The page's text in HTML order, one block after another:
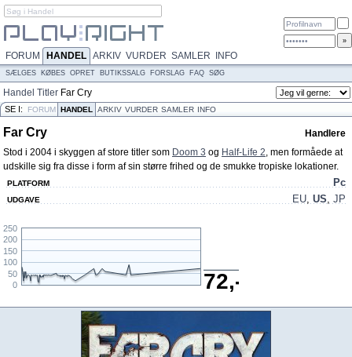
FORUM HANDEL ARKIV VURDER SAMLER INFO
SÆLGES KØBES OPRET BUTIKSSALG FORSLAG FAQ SØG
Handel Titler Far Cry
SE I: FORUM HANDEL ARKIV VURDER SAMLER INFO
Far Cry
Handlere
Stod i 2004 i skyggen af store titler som Doom 3 og Half-Life 2, men formåede at
udskille sig fra disse i form af sin større frihed og de smukke tropiske lokationer.
PLATFORM Pc
UDGAVE EU, US, JP
0
50
100
150
200
250
72,-